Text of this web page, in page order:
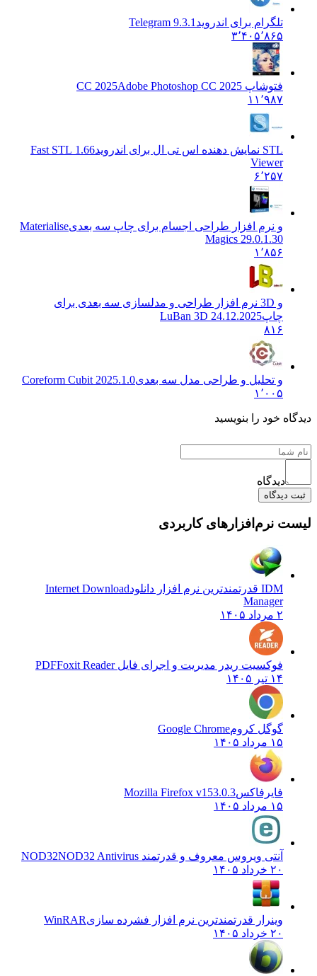
تلگرام برای اندروید Telegram 9.3.1
۳٬۴۰۵٬۸۶۵
فتوشاپ CC 2025 Adobe Photoshop CC 2025
۱۱٬۹۸۷
STL نمایش دهنده اس تی ال برای اندروید
1.66 Fast STL
Viewer
۶٬۲۵۷
و نرم افزار طراحی اجسام برای چاپ سه بعدیMaterialise
Magics 29.0.1.30
۱٬۸۵۶
و 3D نرم افزار طراحی و مدلسازی سه بعدی برای
چاپLuBan 3D 24.12.2025
۸۱۶
و تحلیل و طراحی مدل سه بعدیCoreform Cubit 2025.1.0
۱٬۰۰۵
دیدگاه خود را بنویسید
دیدگاه
ثبت دیدگاه
لیست نرم‌افزارهای کاربردی
IDM قدرتمندترین نرم افزار دانلود
Internet Download
Manager
۲ مرداد ۱۴۰۵
فوکسیت ریدر مدیریت و اجرای فایل PDFFoxit Reader
۱۴ تیر ۱۴۰۵
گوگل کرومGoogle Chrome
۱۵ مرداد ۱۴۰۵
فایرفاکسMozilla Firefox v153.0.3
۱۵ مرداد ۱۴۰۵
آنتی ویروس معروف و قدرتمند NOD32 NOD32 Antivirus
۲۰ خرداد ۱۴۰۵
وینرار قدرتمندترین نرم افزار فشرده سازیWinRAR
۲۰ خرداد ۱۴۰۵